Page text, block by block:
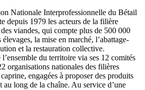
Nationale Interprofessionnelle du Bétail
depuis 1979 les acteurs de la filière
viandes, qui compte plus de 500 000
la mise en marché, l’abattage-
et la restauration collective.
du territoire via ses 12 comités
organisations nationales des filières
engagées à proposer des produits
au long de la chaîne. Au service d’une